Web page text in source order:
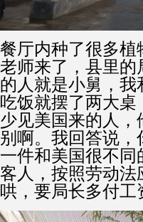
餐厅内种了很多植
老师来了，县里的
的人就是小舅，
吃饭就摆了两大
少见美国来的人
别啊。我回答说
一件和美国很不
客人，按照劳动
哄，要局长多付工